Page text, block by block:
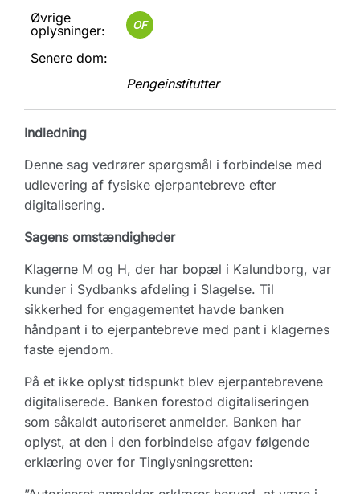
Øvrige
oplysninger:
OF
Senere dom:
Pengeinstitutter
Indledning
Denne sag vedrører spørgsmål i forbindelse med
udlevering af fysiske ejerpantebreve efter
digitalisering.
Sagens omstændigheder
Klagerne M og H, der har bopæl i Kalundborg, var
kunder i Sydbanks afdeling i Slagelse. Til
sikkerhed for engagementet havde banken
håndpant i to ejerpantebreve med pant i klagernes
faste ejendom.
På et ikke oplyst tidspunkt blev ejerpantebrevene
digitaliserede. Banken forestod digitaliseringen
som såkaldt autoriseret anmelder. Banken har
oplyst, at den i den forbindelse afgav følgende
erklæring over for Tinglysningsretten: